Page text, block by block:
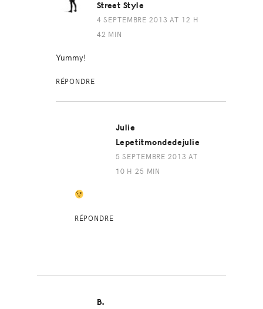
Street Style
4 SEPTEMBRE 2013 AT 12 H
42 MIN
Yummy!
RÉPONDRE
Julie
Lepetitmondedejulie
5 SEPTEMBRE 2013 AT
10 H 25 MIN
RÉPONDRE
B.